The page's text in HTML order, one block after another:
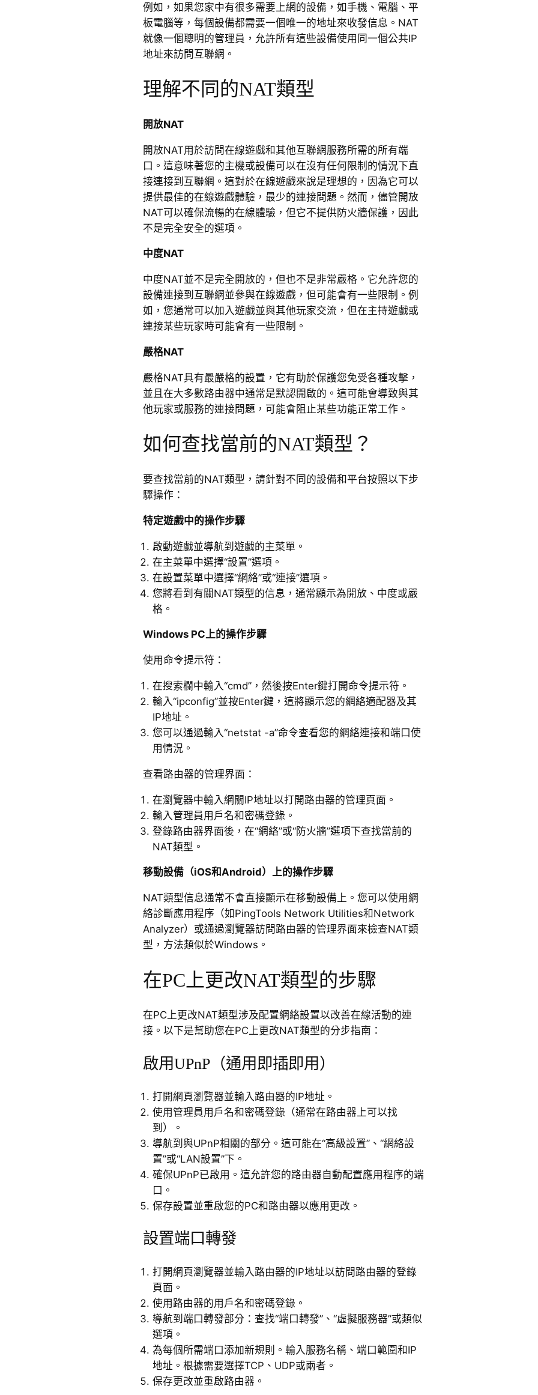
例如，如果您家中有很多需要上網的設備，如手機、電腦、平
板電腦等，每個設備都需要一個唯一的地址來收發信息。NAT
就像一個聰明的管理員，允許所有這些設備使用同一個公共IP
地址來訪問互聯網。
理解不同的NAT類型
開放NAT
開放NAT用於訪問在線遊戲和其他互聯網服務所需的所有端
口。這意味著您的主機或設備可以在沒有任何限制的情況下直
接連接到互聯網。這對於在線遊戲來說是理想的，因為它可以
提供最佳的在線遊戲體驗，最少的連接問題。然而，儘管開放
NAT可以確保流暢的在線體驗，但它不提供防火牆保護，因此
不是完全安全的選項。
中度NAT
中度NAT並不是完全開放的，但也不是非常嚴格。它允許您的
設備連接到互聯網並參與在線遊戲，但可能會有一些限制。例
如，您通常可以加入遊戲並與其他玩家交流，但在主持遊戲或
連接某些玩家時可能會有一些限制。
嚴格NAT
嚴格NAT具有最嚴格的設置，它有助於保護您免受各種攻擊，
並且在大多數路由器中通常是默認開啟的。這可能會導致與其
他玩家或服務的連接問題，可能會阻止某些功能正常工作。
如何查找當前的NAT類型？
要查找當前的NAT類型，請針對不同的設備和平台按照以下步
驟操作：
特定遊戲中的操作步驟
啟動遊戲並導航到遊戲的主菜單。
在主菜單中選擇“設置”選項。
在設置菜單中選擇“網絡”或“連接”選項。
您將看到有關NAT類型的信息，通常顯示為開放、中度或嚴
格。
Windows PC上的操作步驟
使用命令提示符：
在搜索欄中輸入“cmd”，然後按Enter鍵打開命令提示符。
輸入“ipconfig”並按Enter鍵，這將顯示您的網絡適配器及其
IP地址。
您可以通過輸入“netstat -a”命令查看您的網絡連接和端口使
用情況。
查看路由器的管理界面：
在瀏覽器中輸入網關IP地址以打開路由器的管理頁面。
輸入管理員用戶名和密碼登錄。
登錄路由器界面後，在“網絡”或“防火牆”選項下查找當前的
NAT類型。
移動設備（iOS和Android）上的操作步驟
NAT類型信息通常不會直接顯示在移動設備上。您可以使用網
絡診斷應用程序（如PingTools Network Utilities和Network
Analyzer）或通過瀏覽器訪問路由器的管理界面來檢查NAT類
型，方法類似於Windows。
在PC上更改NAT類型的步驟
在PC上更改NAT類型涉及配置網絡設置以改善在線活動的連
接。以下是幫助您在PC上更改NAT類型的分步指南：
啟用UPnP（通用即插即用）
打開網頁瀏覽器並輸入路由器的IP地址。
使用管理員用戶名和密碼登錄（通常在路由器上可以找
到）。
導航到與UPnP相關的部分。這可能在“高級設置”、“網絡設
置”或“LAN設置”下。
確保UPnP已啟用。這允許您的路由器自動配置應用程序的端
口。
保存設置並重啟您的PC和路由器以應用更改。
設置端口轉發
打開網頁瀏覽器並輸入路由器的IP地址以訪問路由器的登錄
頁面。
使用路由器的用戶名和密碼登錄。
導航到端口轉發部分：查找“端口轉發”、“虛擬服務器”或類似
選項。
為每個所需端口添加新規則。輸入服務名稱、端口範圍和IP
地址。根據需要選擇TCP、UDP或兩者。
保存更改並重啟路由器。